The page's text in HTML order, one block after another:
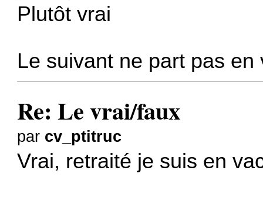
Plutôt vrai
Le suivant ne part pas en
Re: Le vrai/faux
par cv_ptitruc
Vrai, retraité je suis en